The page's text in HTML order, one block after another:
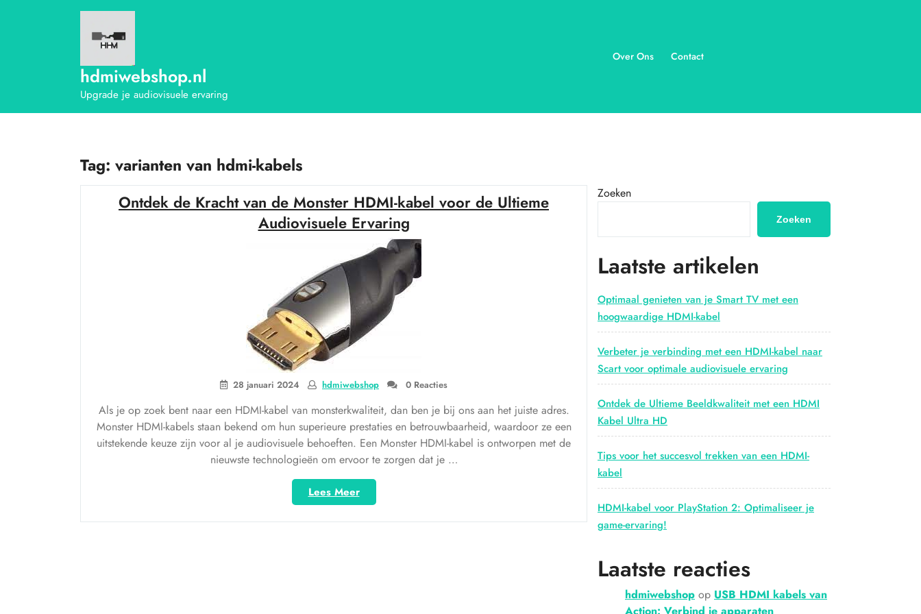
hdmiwebshop.nl
Upgrade je audiovisuele ervaring
Over Ons Contact
Tag: varianten van hdmi-kabels
Ontdek de Kracht van de Monster HDMI-kabel voor de Ultieme
Audiovisuele Ervaring
28 januari 2024 hdmiwebshop 0 Reacties
Als je op zoek bent naar een HDMI-kabel van monsterkwaliteit, dan ben je bij ons aan het juiste adres.
Monster HDMI-kabels staan bekend om hun superieure prestaties en betrouwbaarheid, waardoor ze een
uitstekende keuze zijn voor al je audiovisuele behoeften. Een Monster HDMI-kabel is ontworpen met de
nieuwste technologieën om ervoor te zorgen dat je …
Lees Meer“Ontdek
de
Kracht
Zoeken
Zoeken
Laatste artikelen
Optimaal genieten van je Smart TV met een
hoogwaardige HDMI-kabel
Verbeter je verbinding met een HDMI-kabel naar
Scart voor optimale audiovisuele ervaring
Ontdek de Ultieme Beeldkwaliteit met een HDMI
Kabel Ultra HD
Tips voor het succesvol trekken van een HDMI-
kabel
HDMI-kabel voor PlayStation 2: Optimaliseer je
game-ervaring!
Laatste reacties
hdmiwebshop op USB HDMI kabels van